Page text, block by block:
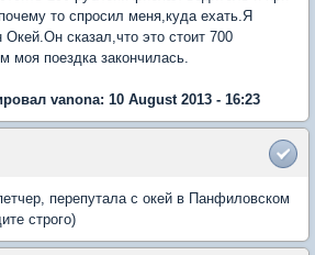
то спросил меня,куда ехать.Я
Окей.Он сказал,что это стоит 700
моя поездка закончилась.
vanona: 10 August 2013 - 16:23
перепутала с окей в Панфиловском
строго)